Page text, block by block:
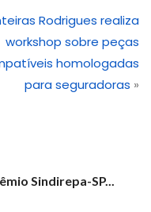
Rodrigues realiza
workshop sobre peças
homologadas
para seguradoras »
Sindirepa-SP...